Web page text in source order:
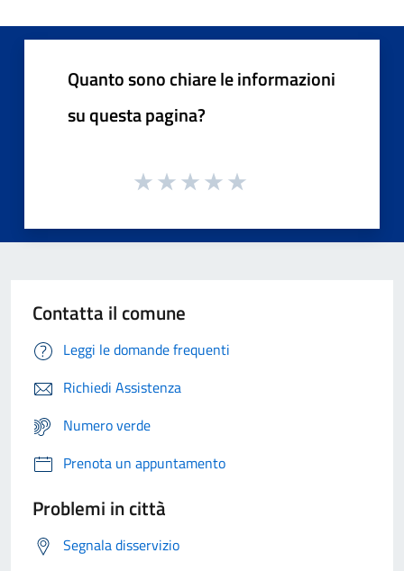
Quanto sono chiare le informazioni
su questa pagina?
Contatta il comune
Leggi le domande frequenti
Richiedi Assistenza
Numero verde
Prenota un appuntamento
Problemi in città
Segnala disservizio